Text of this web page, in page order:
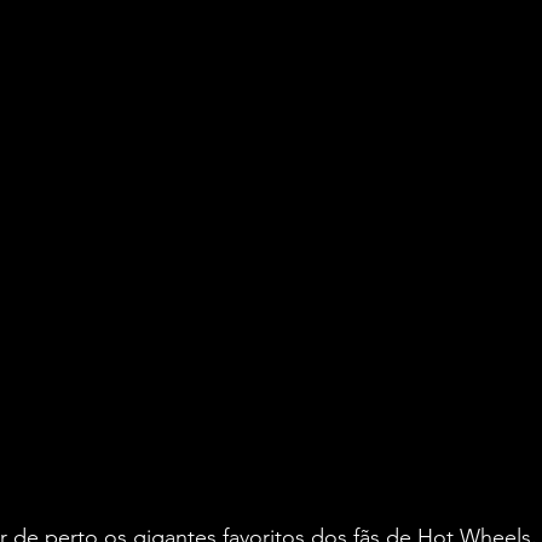
de perto os gigantes favoritos dos fãs de Hot